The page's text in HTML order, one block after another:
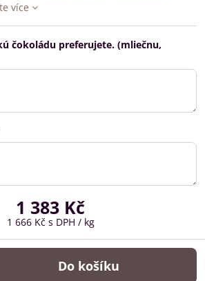
více
čokoládu preferujete. (mliečnu,
1 383 Kč
1 666 Kč s DPH / kg
Do košíku